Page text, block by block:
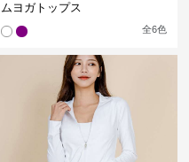
ムヨガトップス
全6色